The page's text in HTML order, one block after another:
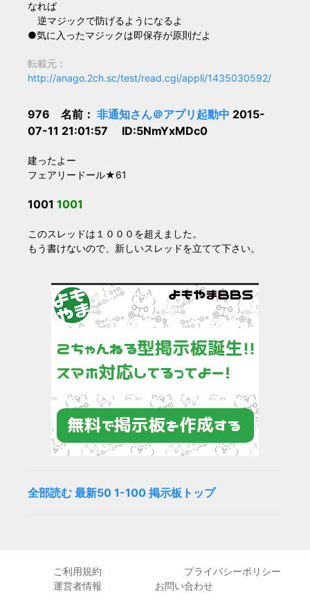
なれば
逆マジックで防げるようになるよ
●気に入ったマジックは即保存が原則だよ
転載元：
http://anago.2ch.sc/test/read.cgi/appli/1435030592/
976 名前： 非通知さん＠アプリ起動中 2015-
07-11 21:01:57 ID:5NmYxMDc0
建ったよー
フェアリードール★61
1001 1001
このスレッドは１０００を超えました。
もう書けないので、新しいスレッドを立てて下さい。
全部読む 最新50 1-100 掲示板トップ
ご利用規約
プライバシーポリシー
運営者情報
お問い合わせ